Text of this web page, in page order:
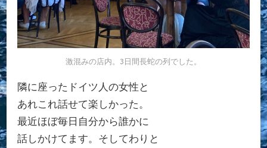
激混みの店内。3日間長蛇の列でした。
隣に座ったドイツ人の女性と
あれこれ話せて楽しかった。
最近ほぼ毎日自分から誰かに
話しかけてます。そしてわりと